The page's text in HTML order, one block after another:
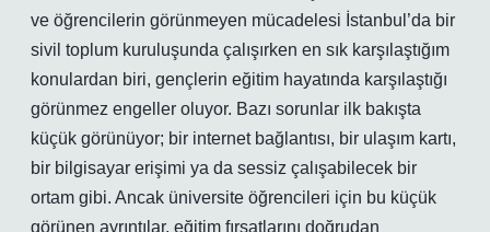
ve öğrencilerin görünmeyen mücadelesi İstanbul’da bir
sivil toplum kuruluşunda çalışırken en sık karşılaştığım
konulardan biri, gençlerin eğitim hayatında karşılaştığı
görünmez engeller oluyor. Bazı sorunlar ilk bakışta
küçük görünüyor; bir internet bağlantısı, bir ulaşım kartı,
bir bilgisayar erişimi ya da sessiz çalışabilecek bir
ortam gibi. Ancak üniversite öğrencileri için bu küçük
görünen ayrıntılar, eğitim fırsatlarını doğrudan